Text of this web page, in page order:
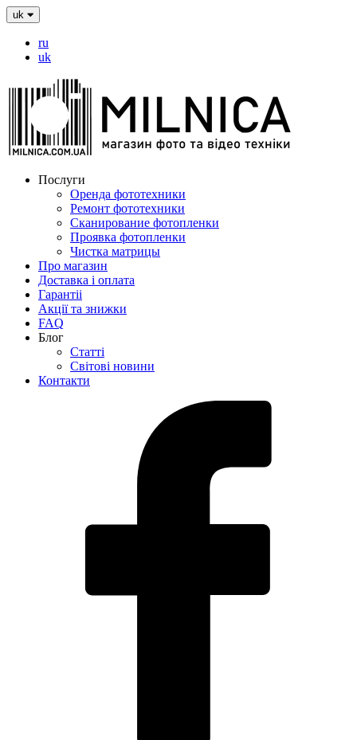
uk
ru
uk
Послуги
Оренда фототехники
Ремонт фототехники
Сканирование фотопленки
Проявка фотопленки
Чистка матрицы
Про магазин
Доставка і оплата
Гарантіі
Акції та знижки
FAQ
Блог
Статті
Світові новини
Контакти